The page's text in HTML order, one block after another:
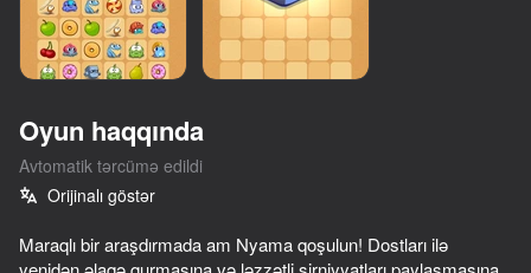
Oyun haqqında
Avtomatik tərcümə edildi
Orijinalı göstər
Maraqlı bir araşdırmada am Nyama qoşulun! Dostları ilə